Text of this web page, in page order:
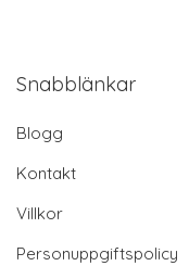
Snabblänkar
Blogg
Kontakt
Villkor
Personuppgiftspolicy